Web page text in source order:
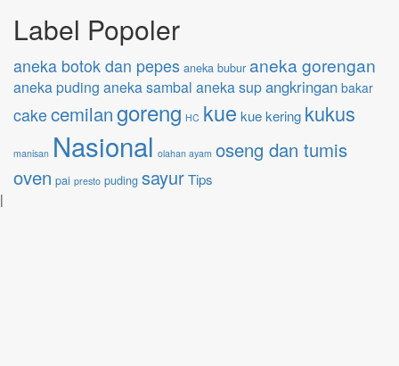
Label Popoler
aneka botok dan pepes aneka bubur aneka gorengan
aneka puding aneka sambal aneka supangkringan bakar
cake cemilangoreng HC kue kue kering kukus
manisan Nasional olahan ayam oseng dan tumis
oven pai presto puding sayurTips
|